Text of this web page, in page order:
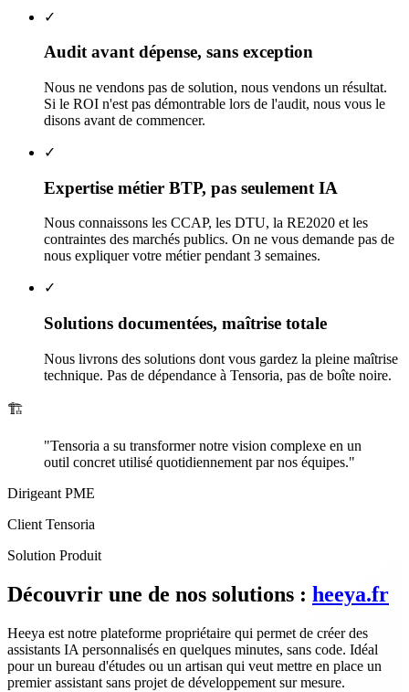
✓
Audit avant dépense, sans exception
Nous ne vendons pas de solution, nous vendons un résultat.
Si le ROI n'est pas démontrable lors de l'audit, nous vous le
disons avant de commencer.
✓
Expertise métier BTP, pas seulement IA
Nous connaissons les CCAP, les DTU, la RE2020 et les
contraintes des marchés publics. On ne vous demande pas de
nous expliquer votre métier pendant 3 semaines.
✓
Solutions documentées, maîtrise totale
Nous livrons des solutions dont vous gardez la pleine maîtrise
technique. Pas de dépendance à Tensoria, pas de boîte noire.
🏗️
"Tensoria a su transformer notre vision complexe en un
outil concret utilisé quotidiennement par nos équipes."
Dirigeant PME
Client Tensoria
Solution Produit
Découvrir une de nos solutions : heeya.fr
Heeya est notre plateforme propriétaire qui permet de créer des
assistants IA personnalisés en quelques minutes, sans code. Idéal
pour un bureau d'études ou un artisan qui veut mettre en place un
premier assistant sans projet de développement sur mesure.